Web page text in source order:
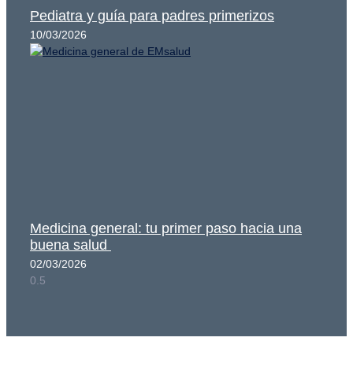
Pediatra y guía para padres primerizos
10/03/2026
Medicina general: tu primer paso hacia una
buena salud
02/03/2026